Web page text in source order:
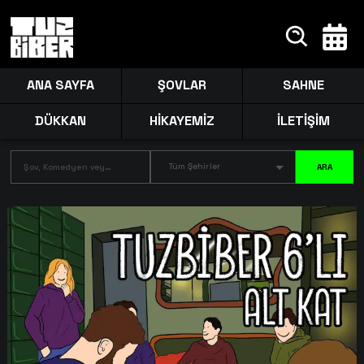
ANA SAYFA ŞOVLAR SAHNE
DÜKKAN HİKAYEMİZ İLETİŞİM
Tüm Şehirler ARA